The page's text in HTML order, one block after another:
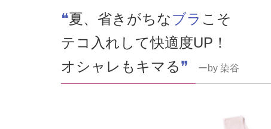
❝夏、省きがちなブラ こそ
テコ入れして快適度UP！
オシャレもキマる❞ ーby 染谷